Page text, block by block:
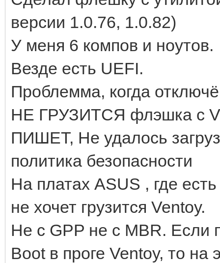
версии 1.0.76, 1.0.82)
У меня 6 компов и ноутов.
Везде есть UEFI.
Проблемма, когда
НЕ ГРУЗИТСЯ флэшка с
ПИШЕТ, Не удалось
политика безопасности
На платах ASUS , где
не хочет грузится Ventoy.
Не с GPP не с MBR. Если
Boot в проге Ventoy, то